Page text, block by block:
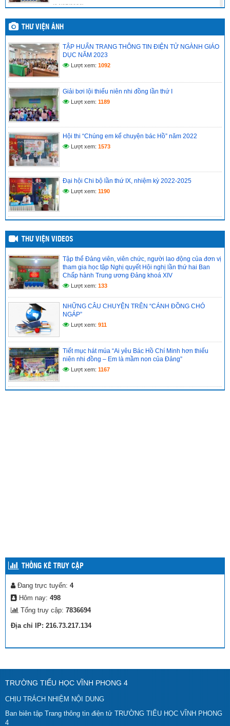
(14/05/2026)
Chi bộ cơ sở trường Tiểu học Vĩnh Phong 4 báo cáo kết quả
(14/05/2026)
CHI BỘ CƠ SỞ TRƯỜNG TIỂU HỌC VĨNH PHONG 4 TỔ
CHỨC HỌC TẬP, QUÁN TRIỆT NGHỊ QUYẾT HỘI NGHỊ LẦN
THỨ II BAN CHẤP HÀNH TRUNG ƯƠNG ĐẢNG KHÓA XIV
(14/05/2026)
Hồ sơ đánh giá chuẩn nghề nghiệp giáo viên năm học
2025–2026
(12/05/2026)
THƯ VIỆN ẢNH
TẬP HUẤN TRANG THÔNG TIN ĐIỆN TỬ NGÀNH GIÁO
DỤC NĂM 2023
Lượt xem: 1092
Giải bơi lội thiếu niên nhi đồng lần thứ I
Lượt xem: 1189
Hội thi “Chúng em kể chuyện bác Hồ” năm 2022
Lượt xem: 1573
Đại hội Chi bộ lần thứ IX, nhiệm kỳ 2022-2025
Lượt xem: 1190
THƯ VIỆN VIDEOS
Tập thể Đảng viên, viên chức, người lao động của đơn vị
tham gia học tập Nghị quyết Hội nghị lần thứ hai Ban
Chấp hành Trung ương Đảng khoá XIV
Lượt xem: 133
NHỮNG CÂU CHUYỆN TRÊN “CÁNH ĐỒNG CHÓ
NGÁP”
Lượt xem: 911
Tiết mục hát múa “Ai yêu Bác Hồ Chí Minh hơn thiếu
niên nhi đồng – Em là mầm non của Đảng”
Lượt xem: 1167
THỐNG KÊ TRUY CẬP
Đang trực tuyến: 4
Hôm nay: 498
Tổng truy cập: 7836694
Địa chỉ IP: 216.73.217.134
TRƯỜNG TIỂU HỌC VĨNH PHONG 4
CHỊU TRÁCH NHIỆM NỘI DUNG
Ban biên tập Trang thông tin điện tử TRƯỜNG TIỂU HỌC VĨNH PHONG
4